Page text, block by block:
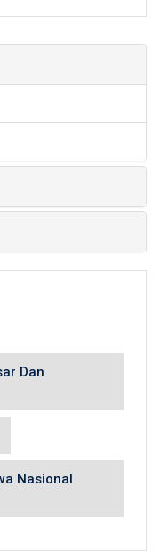
Dan
Nasional